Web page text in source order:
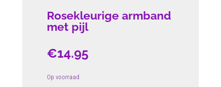
Rosekleurige armband
met pijl
€14.95
Op voorraad